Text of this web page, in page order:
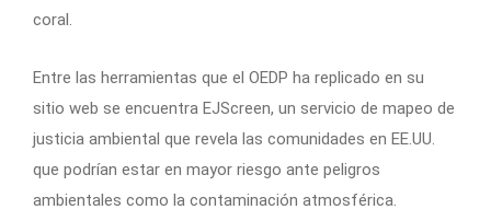
coral.
Entre las herramientas que el OEDP ha replicado en su
sitio web se encuentra EJScreen, un servicio de mapeo de
justicia ambiental que revela las comunidades en EE.UU.
que podrían estar en mayor riesgo ante peligros
ambientales como la contaminación atmosférica.